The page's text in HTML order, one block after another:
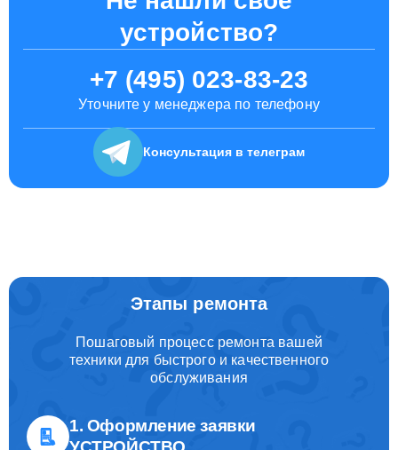
Не нашли свое
устройство?
+7 (495) 023-83-23
Этапы ремонта
Пошаговый процесс ремонта вашей
техники для быстрого и качественного
1. Оформление заявки